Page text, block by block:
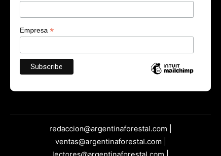
Empresa *
redaccion@argentinaforestal.com |
ventas@argentinaforestal.com |